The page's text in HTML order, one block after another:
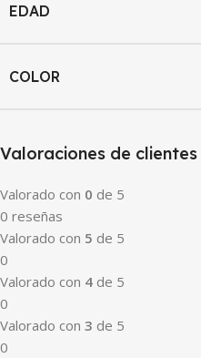
EDAD
COLOR
Valoraciones de clientes
Valorado con 0 de 5
0 reseñas
Valorado con 5 de 5
0
Valorado con 4 de 5
0
Valorado con 3 de 5
0